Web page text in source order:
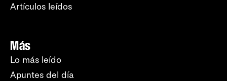
Artículos leídos
Más
Lo más leído
Apuntes del día